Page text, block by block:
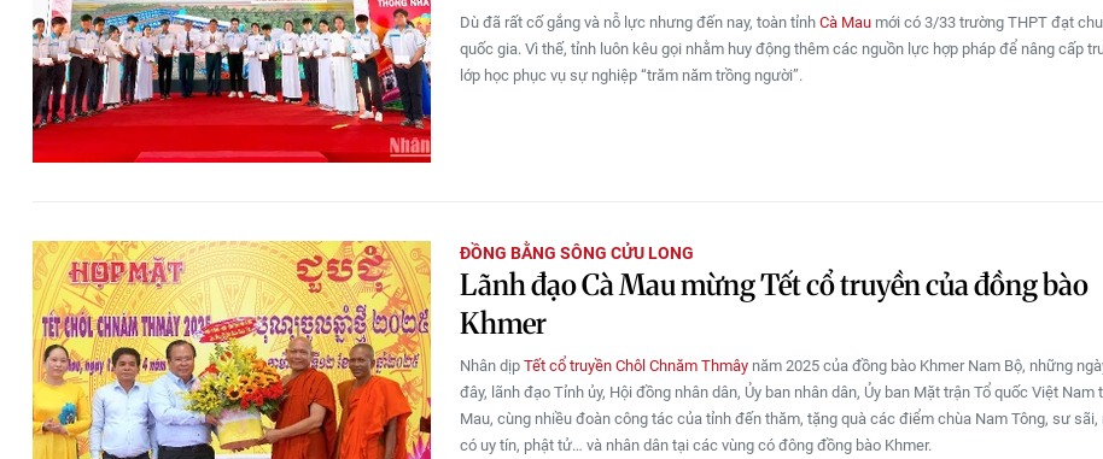
Dù đã rất cố gắng và nỗ lực nhưng đến nay, toàn tỉnh Cà Mau mới có 3/33 trường THPT đạt
quốc gia. Vì thế, tỉnh luôn kêu gọi nhằm huy động thêm các nguồn lực hợp pháp để nâng cấp
lớp học phục vụ sự nghiệp “trăm năm trồng người”.
ĐỒNG BẰNG SÔNG CỬU LONG
Lãnh đạo Cà Mau mừng Tết cổ truyền của đồng bào
Khmer
Nhân dịp Tết cổ truyền Chôl Chnăm Thmây năm 2025 của đồng bào Khmer Nam Bộ, những
đây, lãnh đạo Tỉnh ủy, Hội đồng nhân dân, Ủy ban nhân dân, Ủy ban Mặt trận Tổ quốc Việt Nam
Mau, cùng nhiều đoàn công tác của tỉnh đến thăm, tặng quà các điểm chùa Nam Tông, sư sãi,
có uy tín, phật tử… và nhân dân tại các vùng có đông đồng bào Khmer.